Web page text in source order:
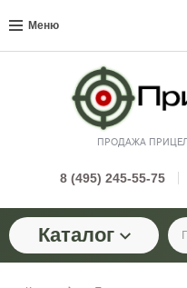
Меню
ПРОДАЖА
8 (495) 245-55-75
Каталог